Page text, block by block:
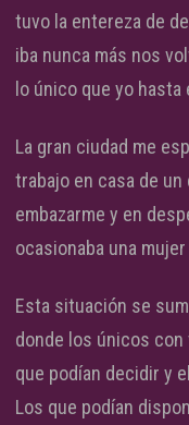
tuvo la entereza de
iba nunca más nos
lo único que yo
La gran ciudad me
trabajo en casa de
embazarme y en
ocasionaba una
Esta situación se
donde los únicos con
que podían decidir y
Los que podían